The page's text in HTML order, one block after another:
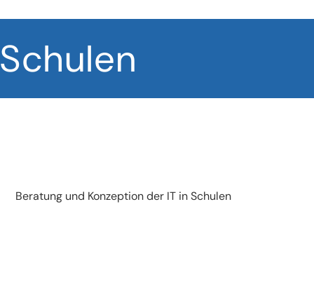
Schulen
Beratung und Konzeption der IT in Schulen